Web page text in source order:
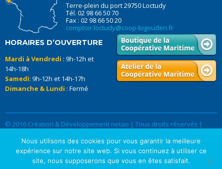
Terre-plein du port 29750 Loctudy
Tél. 02 98 66 50 70
Fax : 02 98 66 50 20
comptoir.loctudy@coop-bigouden.fr
HORAIRES D’OUVERTURE
Mardi à Vendredi : 9h-12h et
14h-18h
Samedi: 9h-12h et 14h-17h
Dimanche & Lundi : Fermé
© 2016 Création & Développement netao | Tous droits réservés |
Nous utilisons des cookies pour vous garantir la meilleure
expérience sur notre site web. Si vous continuez à utiliser ce
site, nous supposerons que vous en êtes satisfait.